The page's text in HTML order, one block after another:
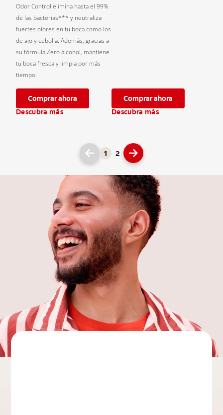
Odor Control elimina hasta el 99%
de las bacterias*** y neutraliza
fuertes olores en tu boca como los
de ajo y cebolla. Además, gracias a
su fórmula Zero alcohol, mantiene
tu boca fresca y limpia por más
tiempo.
Comprar ahora
Descubra más
Comprar ahora
Descubra más
1 2